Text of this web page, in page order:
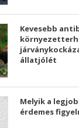
Kevesebb
állatjólét
Melyik a
érdemes